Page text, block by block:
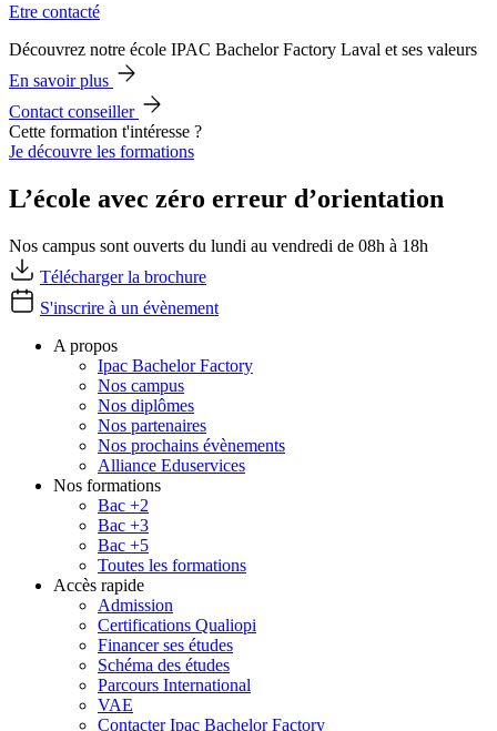
Etre contacté
Découvrez notre école IPAC Bachelor Factory Laval et ses valeurs
En savoir plus
Contact conseiller
Cette formation t'intéresse ?
Je découvre les formations
L’école avec zéro erreur d’orientation
Nos campus sont ouverts du lundi au vendredi de 08h à 18h
Télécharger la brochure
S'inscrire à un évènement
A propos
Ipac Bachelor Factory
Nos campus
Nos diplômes
Nos partenaires
Nos prochains évènements
Alliance Eduservices
Nos formations
Bac +2
Bac +3
Bac +5
Toutes les formations
Accès rapide
Admission
Certifications Qualiopi
Financer ses études
Schéma des études
Parcours International
VAE
Contacter Ipac Bachelor Factory